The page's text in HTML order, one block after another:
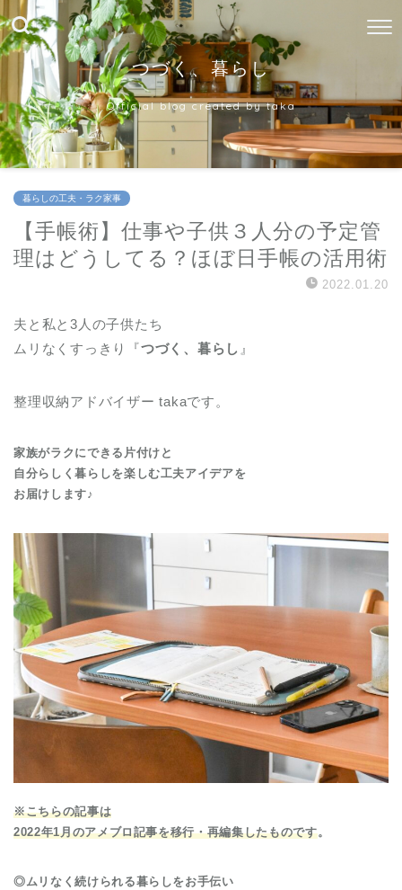
つづく、暮らし
Official blog created by taka
暮らしの工夫・ラク家事
【手帳術】仕事や子供３人分の予定管
理はどうしてる？ほぼ日手帳の活用術
2022.01.20
夫と私と3人の子供たち
ムリなくすっきり『つづく、暮らし 』
整理収納アドバイザー takaです。
家族がラクにできる片付けと
自分らしく暮らしを楽しむ工夫アイデアを
お届けします♪
※こちらの記事は
2022年1月のアメブロ記事を移行・再編集したものです。
◎ムリなく続けられる暮らしをお手伝い